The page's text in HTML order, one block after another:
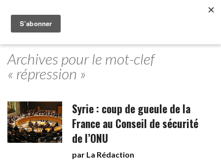
Archives pour le mot-clef
« répression »
Syrie : coup de gueule de la
France au Conseil de sécurité
de l’ONU
par La Rédaction